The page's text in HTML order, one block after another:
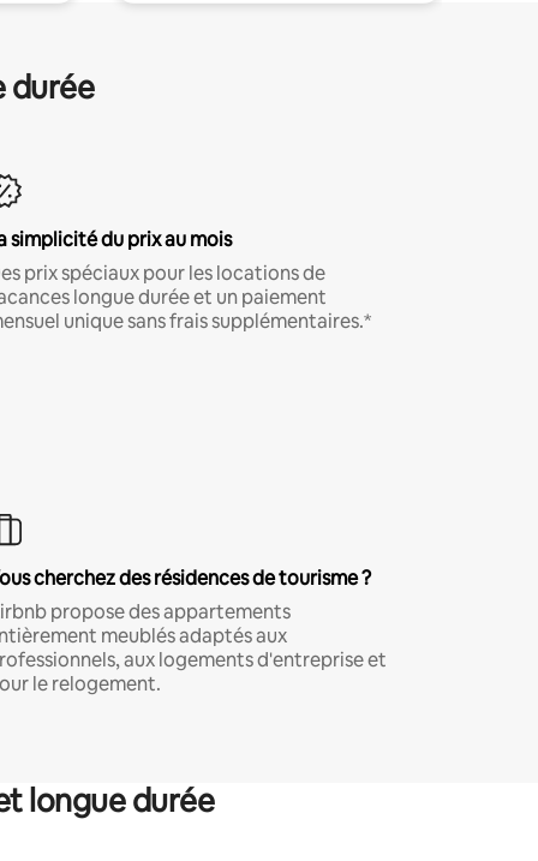
durée
simplicité du prix au mois
prix spéciaux pour les locations de
longue durée et un paiement
unique sans frais supplémentaires.*
cherchez des résidences de tourisme ?
propose des appartements
meublés adaptés aux
aux logements d'entreprise et
le relogement.
longue durée